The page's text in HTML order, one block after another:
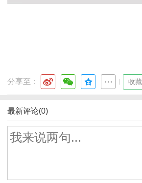
分享至： 收藏
最新评论(0)